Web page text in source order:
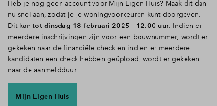
Heb je nog geen account voor Mijn Eigen Huis? Maak dit dan
nu snel aan, zodat je jewoningvoorkeuren kunt doorgeven.
Dit kan tot dinsdag 18 februari 2025 - 12.00 uur. Indien er
meerdere inschrijvingen zijn voor een bouwnummer, wordt er
gekeken naar de financiële check en indien er meerdere
kandidaten een check hebben geüpload, wordt er gekeken
naar de aanmeldduur.
Mijn Eigen Huis